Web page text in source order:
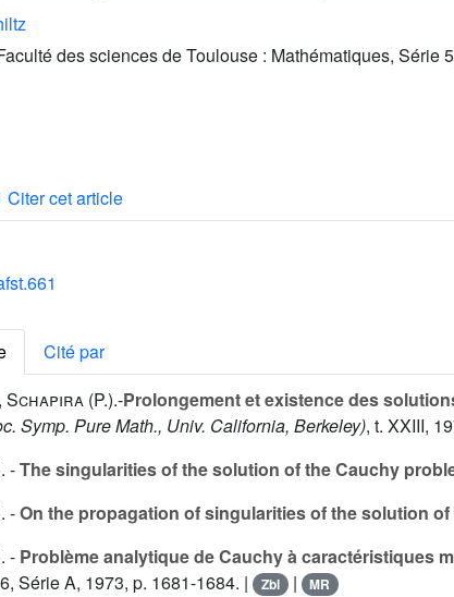
des sciences de Toulouse : Mathématiques, Série
Citer cet article
Cité par
Schapira (P.).-Prolongement et existence des
Symp. Pure Math., Univ. California, Berkeley), t. XXIII,
-The singularities of the solution of the Cauchy
-On the propagation of singularities of the solution
- Problème analytique de Cauchy à caractéristiques
, Série A, 1973, p. 1681-1684. | Zbl | MR